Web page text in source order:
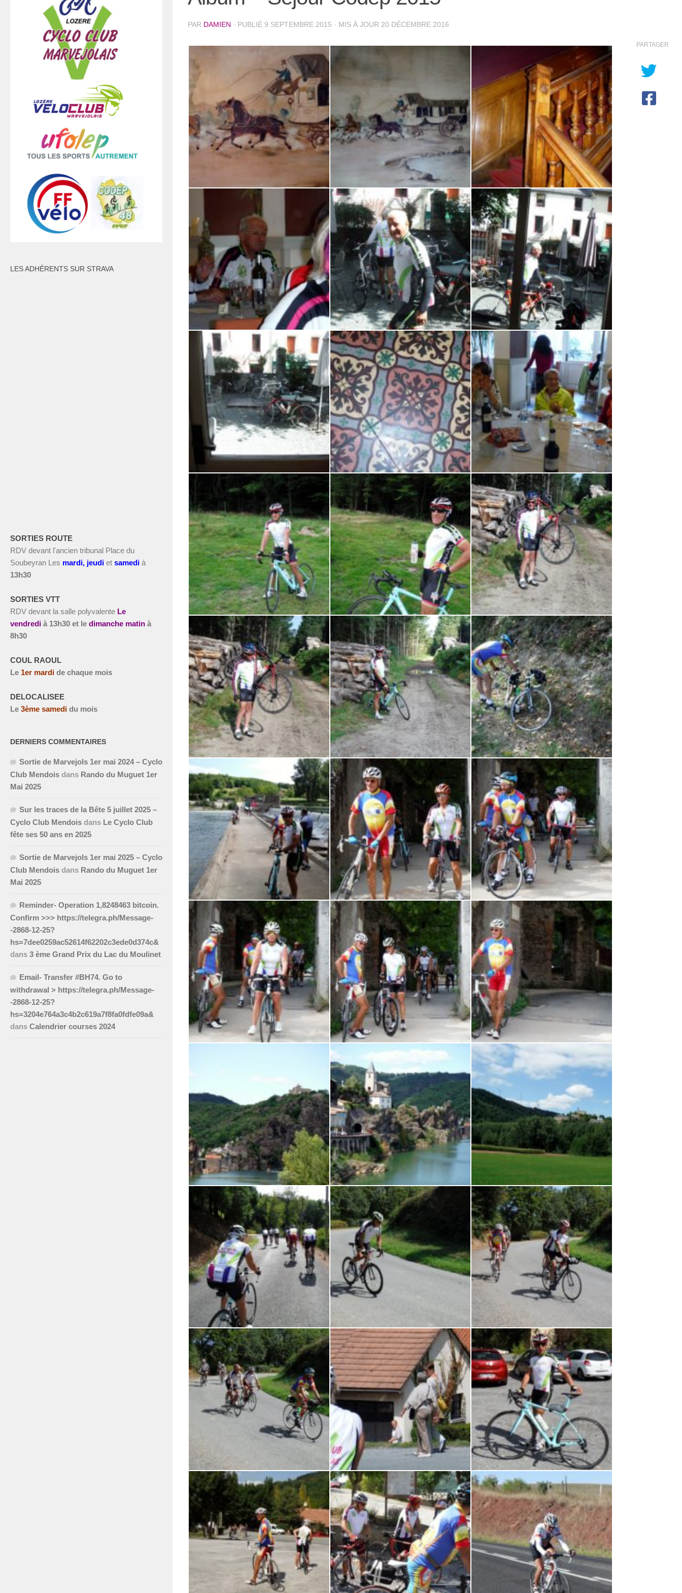
PAR DAMIEN · PUBLIÉ 9 SEPTEMBRE 2015 · MIS À JOUR 20 DÉCEMBRE 2016
PARTAGER
LES ADHÉRENTS SUR STRAVA
SORTIES ROUTE
RDV devant l'ancien tribunal Place du
Soubeyran Les mardi, jeudi et samedi à
13h30
SORTIES VTT
RDV devant la salle polyvalente Le
vendredi à 13h30 et le dimanche matin à
8h30
COUL RAOUL
Le 1er mardi de chaque mois
DELOCALISEE
Le 3ème samedi du mois
DERNIERS COMMENTAIRES
Sortie de Marvejols 1er mai 2024 – Cyclo
Club Mendois dans Rando du Muguet 1er
Mai 2025
Sur les traces de la Bête 5 juillet 2025 –
Cyclo Club Mendois dans Le Cyclo Club
fête ses 50 ans en 2025
Sortie de Marvejols 1er mai 2025 – Cyclo
Club Mendois dans Rando du Muguet 1er
Mai 2025
Reminder- Operation 1,8248463 bitcoin.
Confirm >>> https://telegra.ph/Message-
-2868-12-25?
hs=7dee0259ac52614f62202c3ede0d374c&
dans 3 ème Grand Prix du Lac du Moulinet
Email- Transfer #BH74. Go to
withdrawal > https://telegra.ph/Message-
-2868-12-25?
hs=3204e764a3c4b2c619a7f8fa0fdfe09a&
dans Calendrier courses 2024